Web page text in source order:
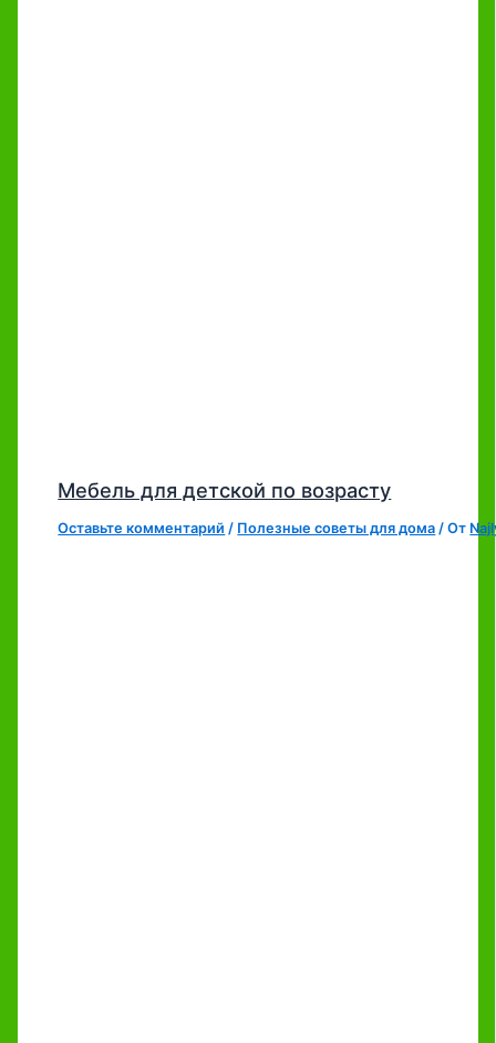
Мебель для детской по возрасту
Оставьте комментарий / Полезные советы для дома / От